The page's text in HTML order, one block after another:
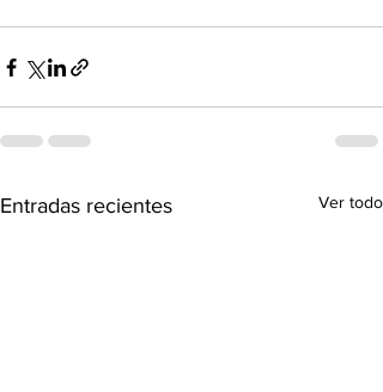
Entradas recientes Ver todo